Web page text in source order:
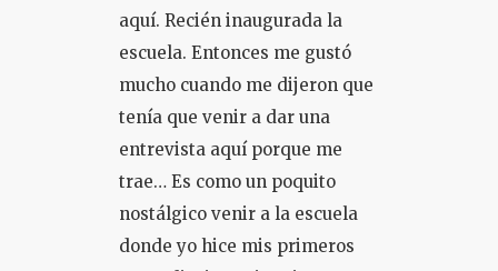
aquí. Recién inaugurada la
escuela. Entonces me gustó
mucho cuando me dijeron que
tenía que venir a dar una
entrevista aquí porque me
trae… Es como un poquito
nostálgico venir a la escuela
donde yo hice mis primeros